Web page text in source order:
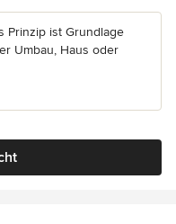
Prinzip ist Grundlage
Umbau, Haus oder